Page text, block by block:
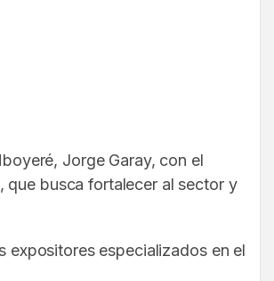
Jorge Garay, con el
que busca fortalecer al sector y
expositores especializados en el